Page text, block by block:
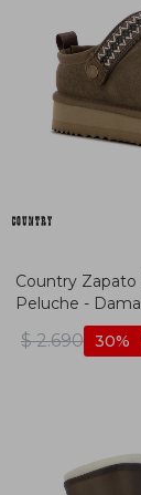
Country
Peluche -
$ 2.690 30